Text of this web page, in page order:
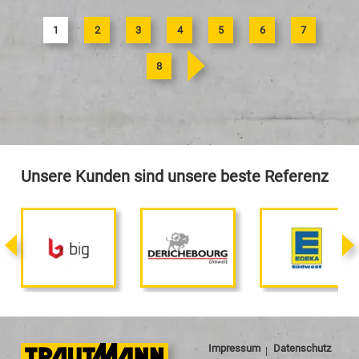
1 2 3 4 5 6 7
8 >
Unsere Kunden sind unsere beste Referenz
Impressum Datenschutz